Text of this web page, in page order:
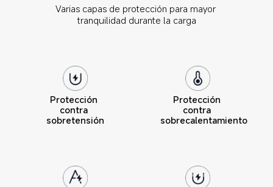
Varias capas de protección para mayor
tranquilidad durante la carga
Protección
contra
sobretensión
Protección
contra
sobrecalentamiento